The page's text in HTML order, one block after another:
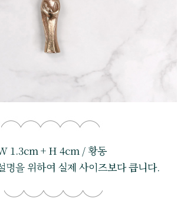
1.3cm + H 4cm / 황동
을 위하여 실제 사이즈보다 큽니다.